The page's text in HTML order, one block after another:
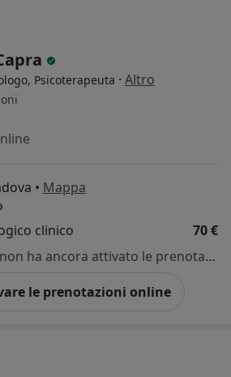
Psicoterapeuta · Altro
• Mappa
clinico
70 €
Questo dottore non ha ancora attivato le prenotazioni online presso questo indirizzo.
le prenotazioni online